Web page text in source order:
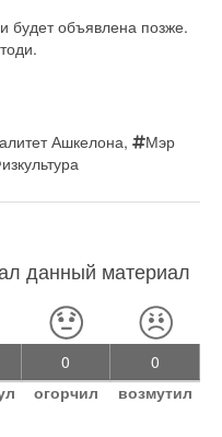
будет объявлена позже.
Ашкелона,
Мэр
данный материал
0
огорчил
0
возмутил